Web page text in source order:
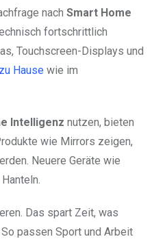
nach Smart Home
fortschrittlich
Touchscreen-Displays und
zu Hause wie im
Intelligenz nutzen, bieten
wie Mirrors zeigen,
Neuere Geräte wie
Das spart Zeit, was
passen Sport und Arbeit